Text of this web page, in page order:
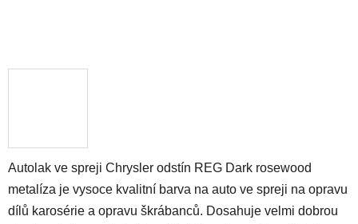
Autolak ve spreji Chrysler odstín REG Dark rosewood
metalíza je vysoce kvalitní barva na auto ve spreji na opravu
dílů karosérie a opravu škrábanců. Dosahuje velmi dobrou